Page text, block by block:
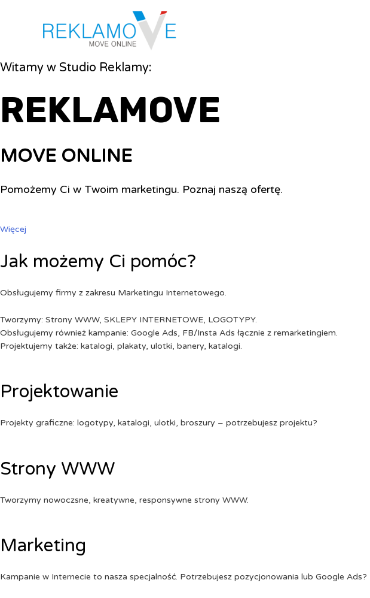
Witamy w Studio Reklamy:
REKLAMOVE
MOVE ONLINE
Pomożemy Ci w Twoim marketingu. Poznaj naszą ofertę.
Więcej
Jak możemy Ci pomóc?
Obsługujemy firmy z zakresu Marketingu Internetowego.
Tworzymy: Strony WWW, SKLEPY INTERNETOWE, LOGOTYPY.
Obsługujemy również kampanie: Google Ads, FB/Insta Ads łącznie z remarketingiem.
Projektujemy także: katalogi, plakaty, ulotki, banery, katalogi.
Projektowanie
Projekty graficzne: logotypy, katalogi, ulotki, broszury – potrzebujesz projektu?
Strony WWW
Tworzymy nowoczsne, kreatywne, responsywne strony WWW.
Marketing
Kampanie w Internecie to nasza specjalność. Potrzebujesz pozycjonowania lub Google Ads?